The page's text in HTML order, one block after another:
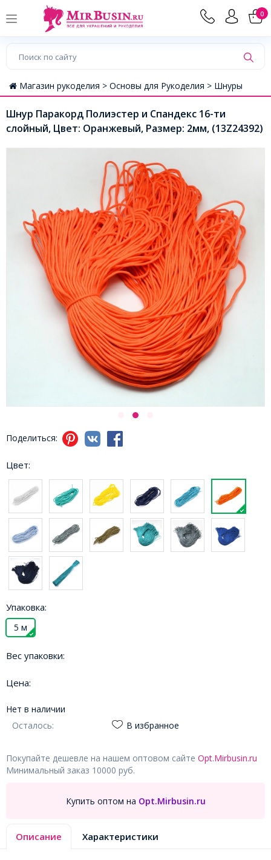
0
Магазин рукоделия > Основы для Рукоделия > Шнуры
Шнур Паракорд Полиэстер и Спандекс 16-ти
слойный, Цвет: Оранжевый, Размер: 2мм, (13Z24392)
Поделиться:
Цвет:
Упаковка:
5 м
Вес упаковки:
Цена:
Нет в наличии
Осталось:
В избранное
Покупайте дешевле на нашем оптовом сайте Opt.Mirbusin.ru
Минимальный заказ 10000 руб.
Купить оптом на Opt.Mirbusin.ru
Описание Характеристики